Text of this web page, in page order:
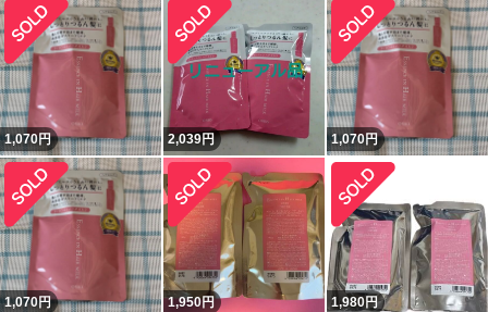
1,070円 2,039円 1,070円
1,070円 1,950円 1,980円